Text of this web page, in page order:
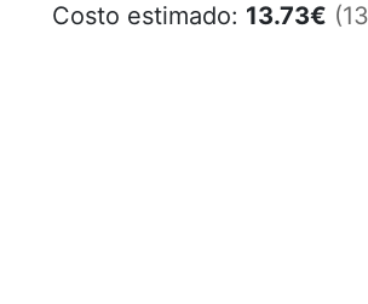
Costo estimado: 13.73€